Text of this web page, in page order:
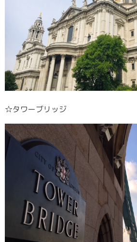
☆タワーブリッジ